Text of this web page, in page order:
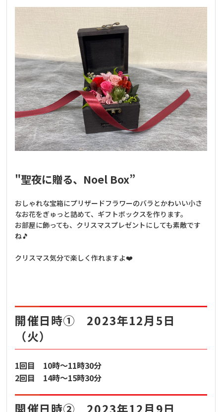
"聖夜に贈る、Noel Box”
おしゃれな宝箱にプリザードフラワーのバラとかわいい小さ
なお花をぎゅっと詰めて、ギフトボックスを作ります。
お部屋に飾っても、クリスマスプレゼントにしても素敵です
ね🎵
クリスマス気分で楽しく作れますよ❤️
開催日時① 2023年12月5日
（火）
1回目 10時～11時30分
2回目 14時〜15時30分